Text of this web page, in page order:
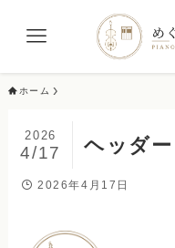
ホーム
ヘッダ
2026
4/17
2026年4月17日